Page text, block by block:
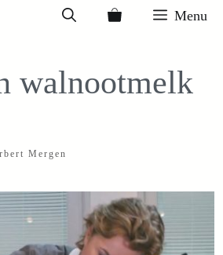
Menu
walnootmelk
Mergen